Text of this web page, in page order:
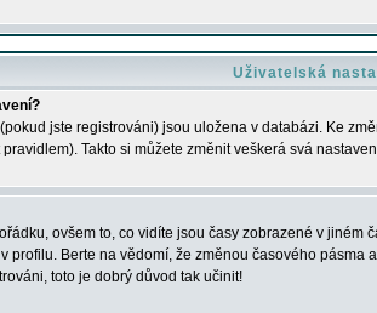
Uživatelská
jste registrováni) jsou uložena v databázi. Ke
Takto si můžete změnit veškerá svá
ovšem to, co vidíte jsou časy zobrazené v jiném
profilu. Berte na vědomí, že změnou časového
toto je dobrý důvod tak učinit!